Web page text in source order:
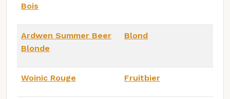
Bois
Ardwen Summer Beer
Blonde
Blond
Woinic Rouge Fruitbier